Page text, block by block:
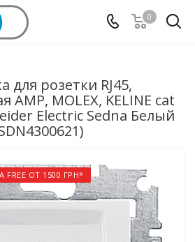
0
для розетки RJ45,
AMP, MOLEX, KELINE cat
Electric Sedna Белый
FREE ОТ 1500 ГРН*